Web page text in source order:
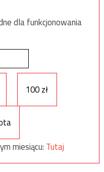
dla funkcjonowania
100 zł
miesiącu: Tutaj